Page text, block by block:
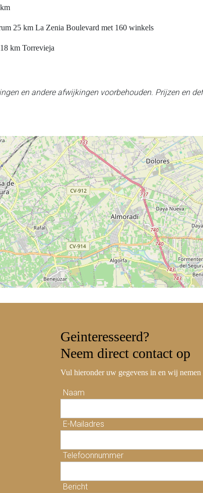
25 km La Zenia Boulevard met 160 winkels
km Torrevieja
en andere afwijkingen voorbehouden. Prijzen en
Geinteresseerd?
Neem direct contact op
Vul hieronder uw gegevens in en wij nemen
Naam
E-Mailadres
Telefoonnummer
Bericht